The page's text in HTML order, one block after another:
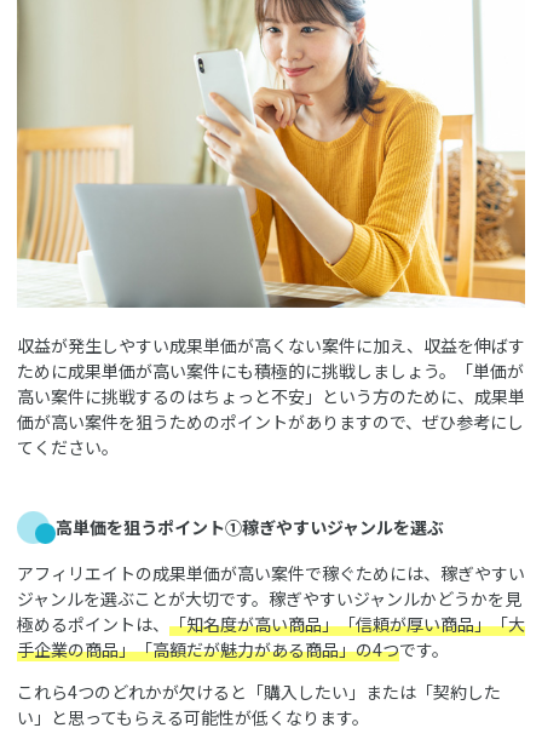
収益が発生しやすい成果単価が高くない案件に加え、収益を伸ばす
ために成果単価が高い案件にも積極的に挑戦しましょう。「単価が
高い案件に挑戦するのはちょっと不安」という方のために、成果単
価が高い案件を狙うためのポイントがありますので、ぜひ参考にし
てください。
高単価を狙うポイント①稼ぎやすいジャンルを選ぶ
アフィリエイトの成果単価が高い案件で稼ぐためには、稼ぎやすい
ジャンルを選ぶことが大切です。稼ぎやすいジャンルかどうかを見
極めるポイントは、 「知名度が高い商品」「信頼が厚い商品」「大
手企業の商品」「高額だが魅力がある商品」の4つです。
これら4つのどれかが欠けると「購入したい」または「契約した
い」と思ってもらえる可能性が低くなります。